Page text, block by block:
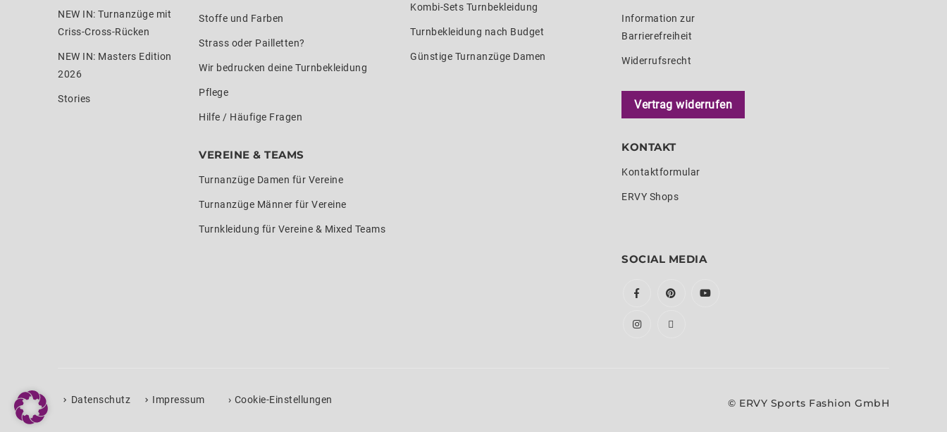
NEW IN: Turnanzüge mit
Criss-Cross-Rücken
NEW IN: Masters Edition
2026
Stories
Stoffe und Farben
Strass oder Pailletten?
Wir bedrucken deine Turnbekleidung
Pflege
Hilfe / Häufige Fragen
VEREINE & TEAMS
Turnanzüge Damen für Vereine
Turnanzüge Männer für Vereine
Turnkleidung für Vereine & Mixed Teams
Kombi-Sets Turnbekleidung
Turnbekleidung nach Budget
Günstige Turnanzüge Damen
Information zur
Barrierefreiheit
Widerrufsrecht
Vertrag widerrufen
KONTAKT
Kontaktformular
ERVY Shops
SOCIAL MEDIA
Datenschutz Impressum › Cookie-Einstellungen © ERVY Sports Fashion GmbH